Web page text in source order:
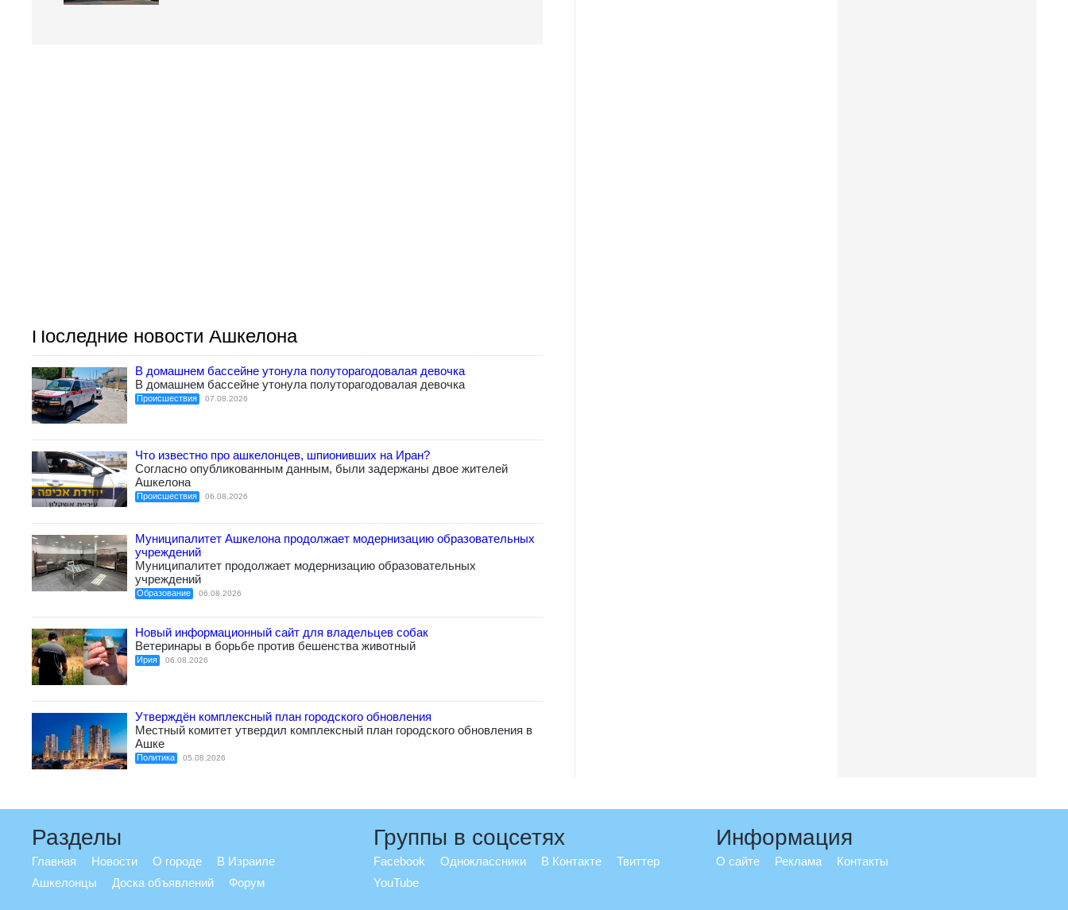
Последние новости Ашкелона
В домашнем бассейне утонула полуторагодовалая девочка
В домашнем бассейне утонула полуторагодовалая девочка
Происшествия 07.08.2026
Что известно про ашкелонцев, шпионивших на Иран?
Согласно опубликованным данным, были задержаны двое жителей
Ашкелона
Происшествия 06.08.2026
Муниципалитет Ашкелона продолжает модернизацию образовательных
учреждений
Муниципалитет продолжает модернизацию образовательных
учреждений
Образование 06.08.2026
Новый информационный сайт для владельцев собак
Ветеринары в борьбе против бешенства животный
Ирия 06.08.2026
Утверждён комплексный план городского обновления
Местный комитет утвердил комплексный план городского обновления в
Ашке
Политика 05.08.2026
Разделы
Главная Новости О городе
В Израиле
Ашкелонцы
Доска объявлений Форум
Группы в соцсетях
Facebook Одноклассники В Контакте
Твиттер
YouTube
Информация
О сайте Реклама Контакты